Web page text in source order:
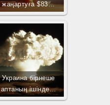
жаңартуға $83…
Украина бірнеше
аптаның ішінде…